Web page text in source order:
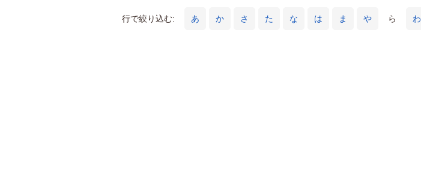
行で絞り込む: あ か さ た な は ま や ら わ